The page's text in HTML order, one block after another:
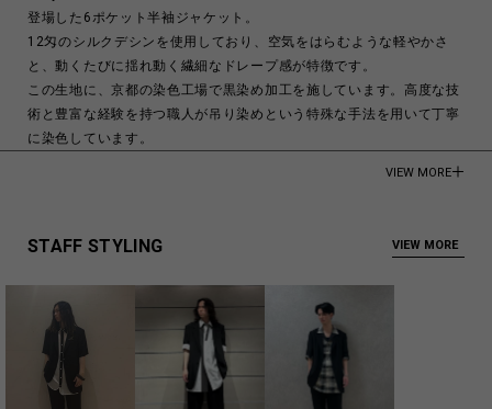
登場した6ポケット半袖ジャケット。
12匁のシルクデシンを使用しており、空気をはらむような軽やかさ
と、動くたびに揺れ動く繊細なドレープ感が特徴です。
この生地に、京都の染色工場で黒染め加工を施しています。高度な技
術と豊富な経験を持つ職人が吊り染めという特殊な手法を用いて丁寧
に染色しています。
Made in Japan
VIEW MORE
STAFF STYLING VIEW MORE